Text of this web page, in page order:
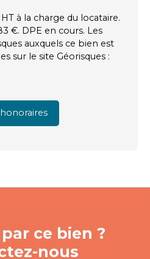
à la charge du locataire.
€. DPE en cours. Les
auxquels ce bien est
sur le site Géorisques :
ce bien ?
nous